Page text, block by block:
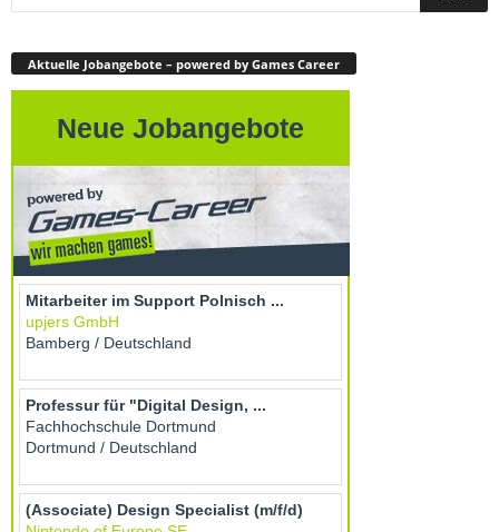
Aktuelle Jobangebote – powered by Games Career